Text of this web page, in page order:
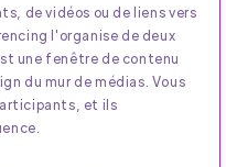
de vidéos ou de liens vers
l'organise de deux
une fenêtre de contenu
du mur de médias. Vous
et ils